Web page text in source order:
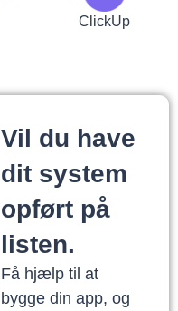
ClickUp
Vil du have
dit system
opført på
listen.
Få hjælp til at
bygge din app, og